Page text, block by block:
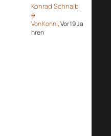
Konrad Schnaibl
e
Von Konni, Vor 19 Ja
hren